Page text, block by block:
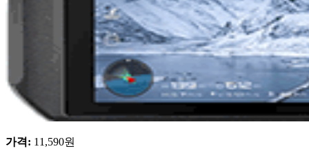
가격: 11,590원